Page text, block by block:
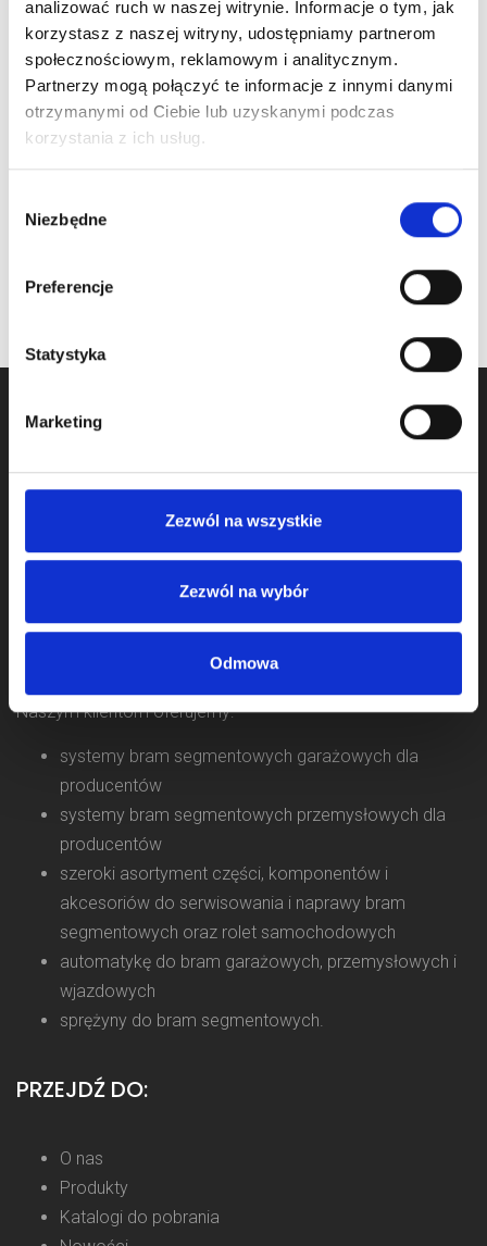
analizować ruch w naszej witrynie. Informacje o tym, jak
korzystasz z naszej witryny, udostępniamy partnerom
społecznościowym, reklamowym i analitycznym.
Partnerzy mogą połączyć te informacje z innymi danymi
otrzymanymi od Ciebie lub uzyskanymi podczas
korzystania z ich usług.
zgody
Niezbędne
Preferencje
Statystyka
Marketing
Zezwól na wszystkie
Zezwól na wybór
Odmowa
Kątownik pionowy
85x69x17x2,0mm L
6000mm stosować
razem z uszczelką
225030
Cena detaliczna (brutto)
520,00zł/ szt.
Kątownik pionowy 2,0
mm galwanizowana
stal, L = 6000 mm
Cena detaliczna (brutto)
roku, a jako firma Komponenty Do Bram działamy na rynku
Naszym klientom oferujemy:
systemy bram segmentowych garażowych dla
producentów
systemy bram segmentowych przemysłowych dla
producentów
szeroki asortyment części, komponentów i
akcesoriów do serwisowania i naprawy bram
segmentowych oraz rolet samochodowych
automatykę do bram garażowych, przemysłowych i
wjazdowych
sprężyny do bram segmentowych.
PRZEJDŹ DO:
O nas
Produkty
Katalogi do pobrania